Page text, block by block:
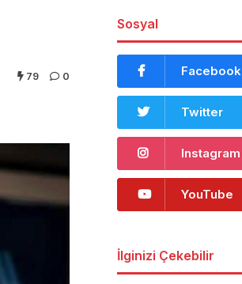
79 0
Sosyal
Facebook
Twitter
Instagram
YouTube
İlginizi Çekebilir